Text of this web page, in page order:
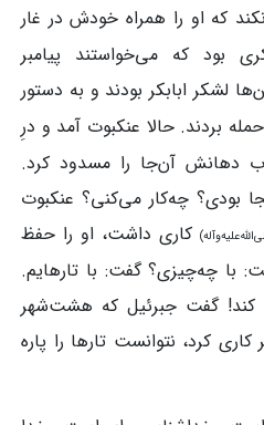
که او را همراه خودش در غار
بود که می‌خواستند پیامبر
لشکر ابابکر بودند و به دستور
بردند. حالا عنکبوت آمد و درِ
دهانش آن‌جا را مسدود کرد.
بودی؟ چه‌کار می‌کنی؟ عنکبوت
کاری داشت، او را حفظ
چه‌چیزی؟ گفت: با تارهایم.
گفت جبرئیل که هشت‌شهر
کرد، نتوانست تارها را پاره